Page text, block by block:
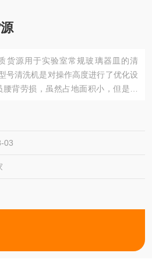
货源用于实验室常规玻璃器皿的清
号清洗机是对操作高度进行了优化设
背劳损，虽然占地面积小，但是其
03